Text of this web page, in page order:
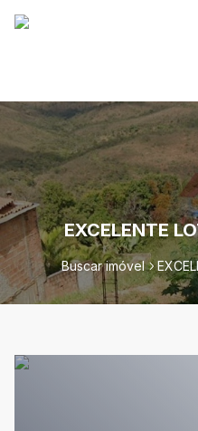
EXCELENTE
Buscar imóvel